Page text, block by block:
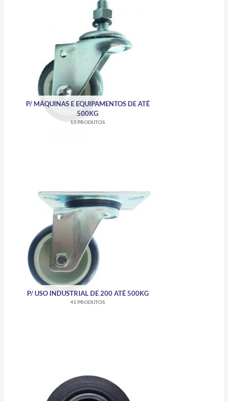
P/ MÁQUINAS E EQUIPAMENTOS DE ATÉ
500KG
13 PRODUTOS
P/ USO INDUSTRIAL DE 200 ATÉ 500KG
41 PRODUTOS